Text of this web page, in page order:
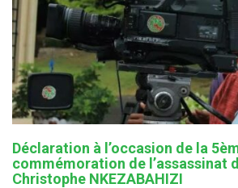
Déclaration à l’occasion de la
commémoration de l’assassinat
Christophe NKEZABAHIZI